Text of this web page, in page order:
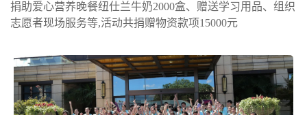
捐助爱心营养晚餐纽仕兰牛奶2000盒、赠送学习用品、组织
志愿者现场服务等,活动共捐赠物资款项15000元